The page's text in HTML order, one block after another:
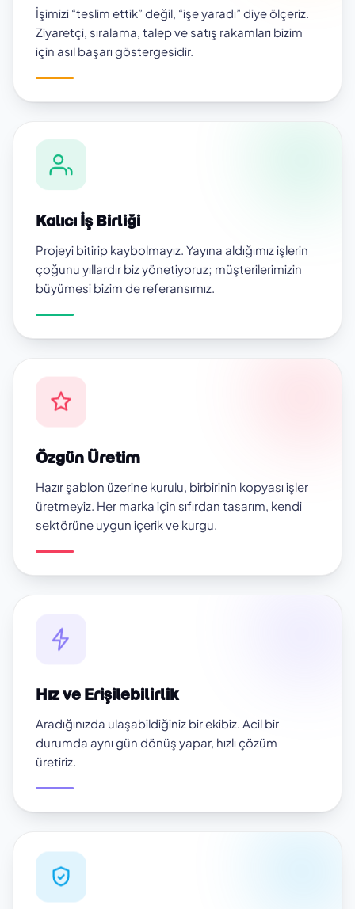
İşimizi “teslim ettik” değil, “işe yaradı” diye ölçeriz.
Ziyaretçi, sıralama, talep ve satış rakamları bizim
için asıl başarı göstergesidir.
Kalıcı İş Birliği
Projeyi bitirip kaybolmayız. Yayına aldığımız işlerin
çoğunu yıllardır biz yönetiyoruz; müşterilerimizin
büyümesi bizim de referansımız.
Özgün Üretim
Hazır şablon üzerine kurulu, birbirinin kopyası işler
üretmeyiz. Her marka için sıfırdan tasarım, kendi
sektörüne uygun içerik ve kurgu.
Hız ve Erişilebilirlik
Aradığınızda ulaşabildiğiniz bir ekibiz. Acil bir
durumda aynı gün dönüş yapar, hızlı çözüm
üretiriz.